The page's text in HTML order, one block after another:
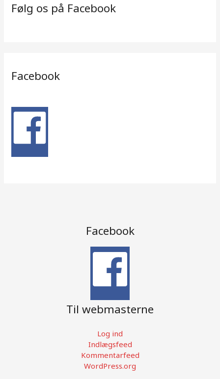
Følg os på Facebook
Facebook
Facebook
Til webmasterne
Log ind
Indlægsfeed
Kommentarfeed
WordPress.org